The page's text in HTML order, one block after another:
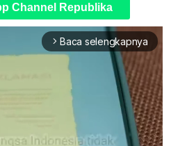
Channel Republika
arrow_forward_ios Baca selengkapnya